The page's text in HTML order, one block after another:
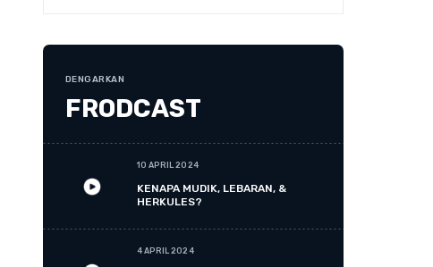
DENGARKAN
FRODCAST
10 APRIL 2024
KENAPA MUDIK, LEBARAN, &
HERKULES?
4 APRIL 2024